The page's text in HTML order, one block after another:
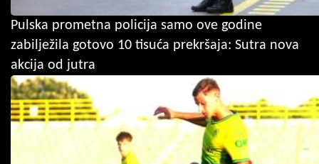
Pulska prometna policija samo ove godine
zabilježila gotovo 10 tisuća prekršaja: Sutra nova
akcija od jutra